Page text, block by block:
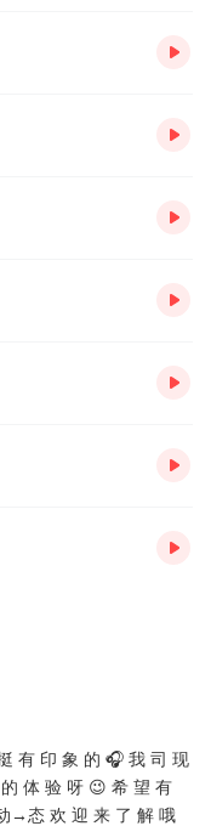
有 印 象 的 🎧 ‎我 司 现
体 验 呀 😉 希 望 有
→态 欢 迎 来 了 解 哦